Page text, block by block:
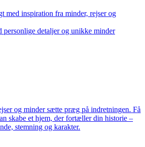
med inspiration fra minder, rejser og
detaljer og unikke minder
og minder sætte præg på indretningen. Få
skabe et hjem, der fortæller din historie –
stemning og karakter.